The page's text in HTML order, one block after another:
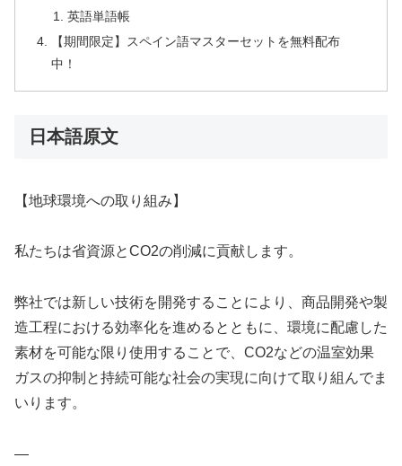
英語単語帳
【期間限定】スペイン語マスターセットを無料配布
中！
日本語原文
【地球環境への取り組み】
私たちは省資源とCO2の削減に貢献します。
弊社では新しい技術を開発することにより、商品開発や製
造工程における効率化を進めるとともに、環境に配慮した
素材を可能な限り使用することで、CO2などの温室効果
ガスの抑制と持続可能な社会の実現に向けて取り組んでま
いります。
—